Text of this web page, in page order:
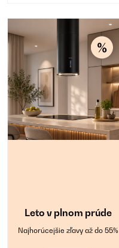
Leto v plnom prúde
Najhorúcejšie zľavy až do 55%